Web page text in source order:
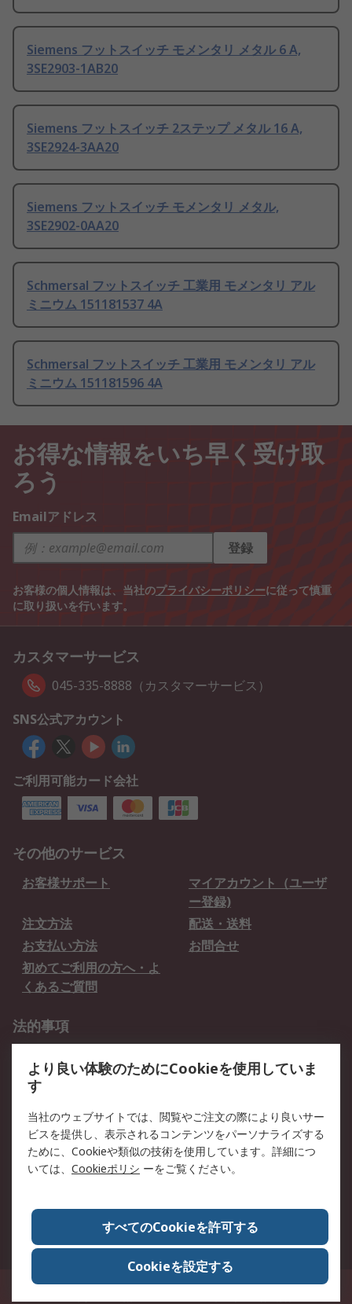
Siemens フットスイッチ モメンタリ メタル 6 A,
3SE2903-1AB20
Siemens フットスイッチ 2ステップ メタル 16 A,
3SE2924-3AA20
Siemens フットスイッチ モメンタリ メタル,
3SE2902-0AA20
Schmersal フットスイッチ 工業用 モメンタリ アル
ミニウム 151181537 4A
Schmersal フットスイッチ 工業用 モメンタリ アル
ミニウム 151181596 4A
お得な情報をいち早く受け取
ろう
Emailアドレス
登録
お客様の個人情報は、当社のプライバシーポリシーに従って慎重
に取り扱いを行います。
カスタマーサービス
045-335-8888（カスタマーサービス）
SNS公式アカウント
ご利用可能カード会社
その他のサービス
お客様サポート
マイアカウント（ユーザ
ー登録)
注文方法
配送・送料
お支払い方法
お問合せ
初めてご利用の方へ・よ
くあるご質問
法的事項
クッキーポリシー
RSについて
会社概要
採用情報
プレスリリース＆お知ら
コーポレートサイト
全世界のRS
RSの歴史
ESGへの取り組み（英語）
認証について
〒240-0005 神奈川県横浜市保土ヶ谷区神戸町134番地 横浜ビジネスパーク ウ
より良い体験のためにCookieを使用していま
す
当社のウェブサイトでは、閲覧やご注文の際により良いサー
ビスを提供し、表示されるコンテンツをパーソナライズする
ために、Cookieや類似の技術を使用しています。詳細につ
いては、 Cookieポリシ ーをご覧ください。
すべてのCookieを許可する
Cookieを設定する